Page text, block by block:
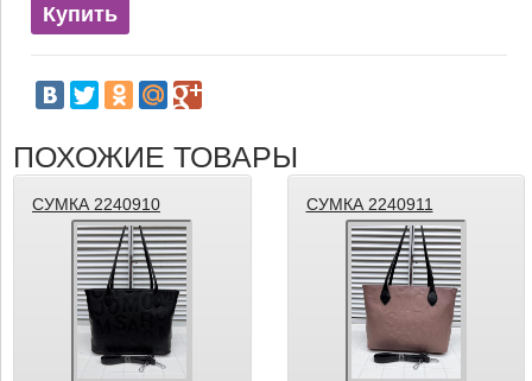
Купить
ПОХОЖИЕ ТОВАРЫ
СУМКА 2240910 СУМКА 2240911